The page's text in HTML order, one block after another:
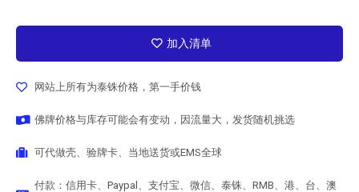
加入清单
网站上所有为泰铢价格，第一手价钱
佛牌价格与库存可能会有变动，因流量大，发货随机挑选
可代做壳、验牌卡、当地送货或EMS全球
付款：信用卡、Paypal、支付宝、微信、泰铢、RMB、港、台、澳